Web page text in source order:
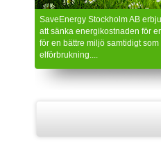
SaveEnergy Stockholm AB
att sänka energikostnaden för
för en bättre miljö samtidigt
elförbrukning....